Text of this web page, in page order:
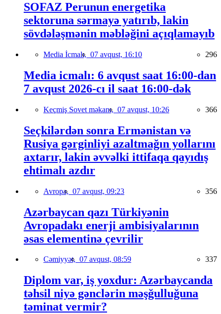
SOFAZ Perunun energetika
sektoruna sərmayə yatırıb, lakin
sövdələşmənin məbləğini açıqlamayıb
Media İcmalı, 07 avqust, 16:10 296
Media icmalı: 6 avqust saat 16:00-dan
7 avqust 2026-cı il saat 16:00-dək
Keçmiş Sovet məkanı, 07 avqust, 10:26 366
Seçkilərdən sonra Ermənistan və
Rusiya gərginliyi azaltmağın yollarını
axtarır, lakin əvvəlki ittifaqa qayıdış
ehtimalı azdır
Avropa, 07 avqust, 09:23 356
Azərbaycan qazı Türkiyənin
Avropadakı enerji ambisiyalarının
əsas elementinə çevrilir
Cəmiyyət, 07 avqust, 08:59 337
Diplom var, iş yoxdur: Azərbaycanda
təhsil niyə gənclərin məşğulluğuna
təminat vermir?